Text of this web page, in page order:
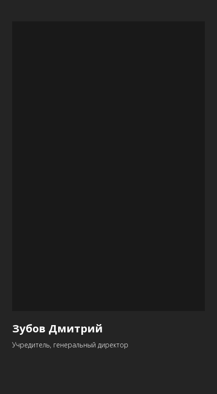
Зубов Дмитрий
Учредитель, генеральный директор